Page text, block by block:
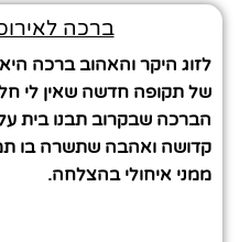
ברכה
לזוג היקר והאהוב ברכה
של תקופה חדשה שאין לי
הברכה שבקרוב תבנו בית
קדושה ואהבה שתשרה בו
ממני איחולי בהצלחה.